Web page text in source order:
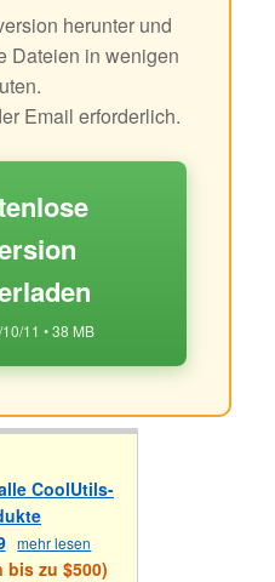
herunter und
Dateien in wenigen
Email erforderlich.
11 • 38 MB
CoolUtils-
mehr lesen
bis zu $500)